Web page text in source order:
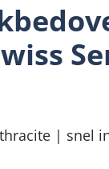
| snel